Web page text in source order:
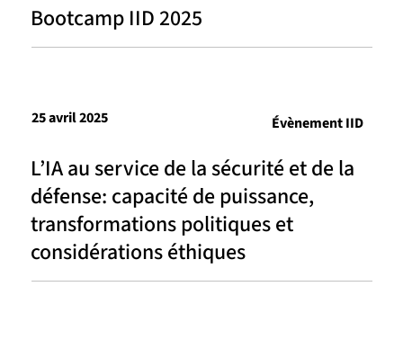
Bootcamp IID 2025
L’IA au service de la sécurité et de la
défense: capacité de puissance,
transformations politiques et
considérations éthiques
25 avril 2025 Évènement IID